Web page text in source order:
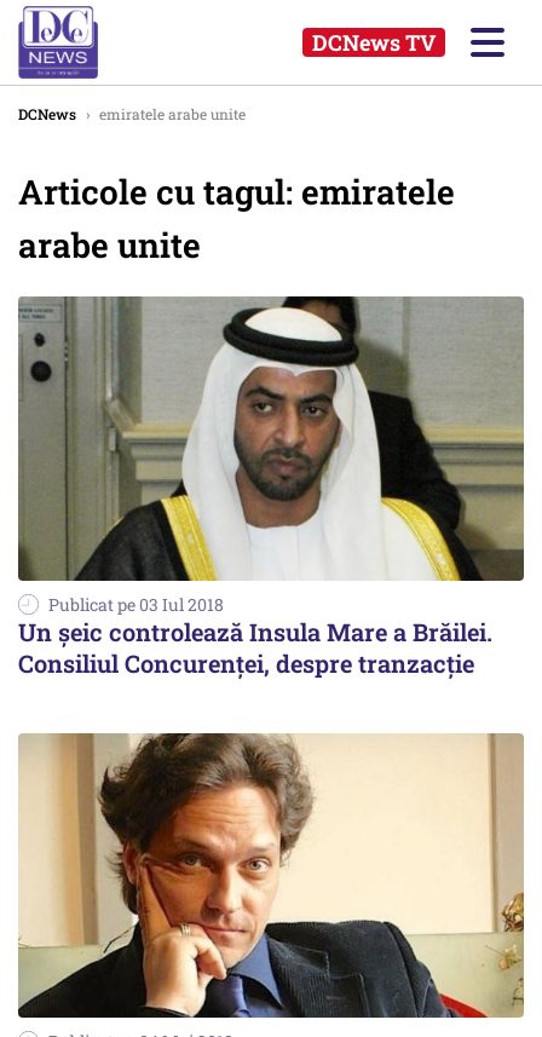
DCNews TV
DCNews › emiratele arabe unite
Articole cu tagul: emiratele
arabe unite
Publicat pe 03 Iul 2018
Un șeic controlează Insula Mare a Brăilei.
Consiliul Concurenței, despre tranzacție